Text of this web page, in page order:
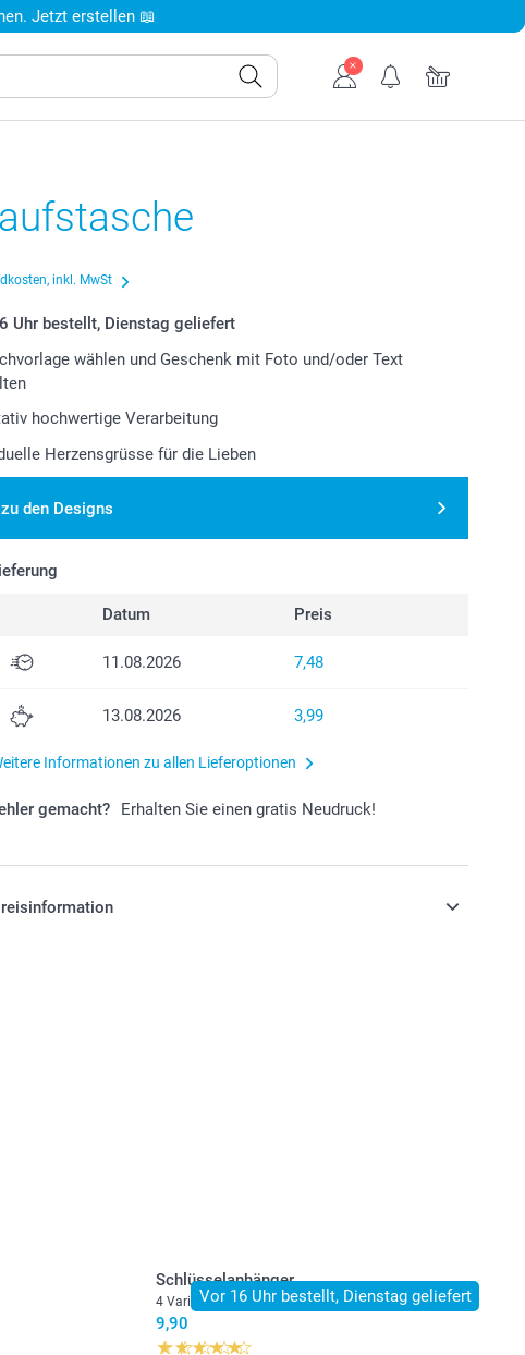
Jetzt erstellen 📖
inkl. MwSt
Uhr bestellt, Dienstag geliefert
wählen und Geschenk mit Foto und/oder Text
hochwertige Verarbeitung
Herzensgrüsse für die Lieben
den Designs
Datum Preis
11.08.2026 7,48
13.08.2026 3,99
Informationen zu allen Lieferoptionen
gemacht? Erhalten Sie einen gratis Neudruck!
Vor 16 Uhr bestellt, Dienstag geliefert
Schlüsselanhänger
4 Varianten
9,90